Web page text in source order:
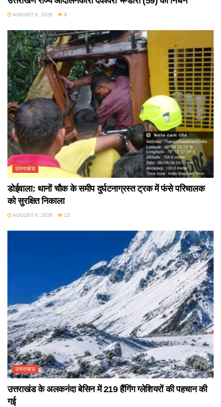
AUGUST 6, 2026 8
उत्तराखंड
डोईवाला: थानों चौक के समीप दुर्घटनाग्रस्त ट्रक में फंसे परिचालक
को सुरक्षित निकाला
AUGUST 6, 2026 15
उत्तराखंड
उत्तराखंड के अलकनंदा बेसिन में 219 हैंगिंग ग्लेशियरों की पहचान की
गई